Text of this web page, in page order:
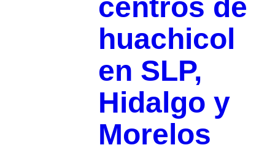
centros de
huachicol
en SLP,
Hidalgo y
Morelos